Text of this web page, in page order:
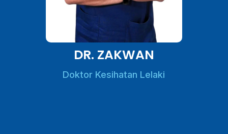
DR. ZAKWAN
Doktor Kesihatan Lelaki